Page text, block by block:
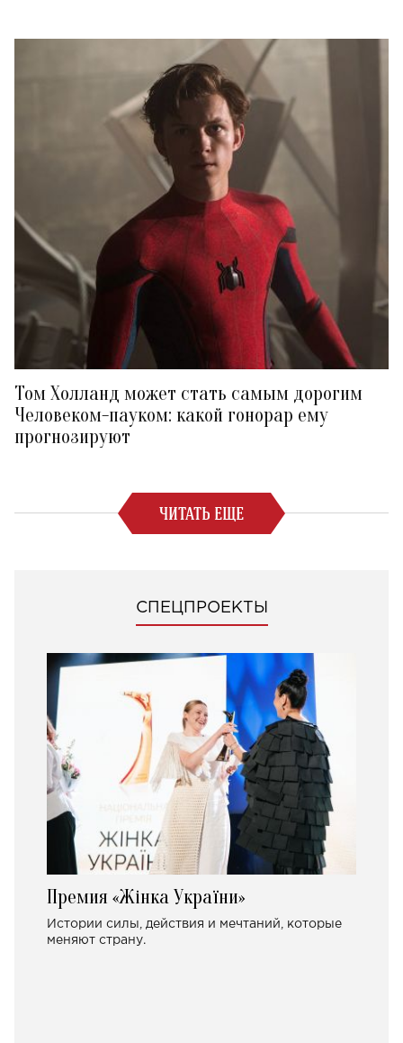
Том Холланд может стать самым дорогим
Человеком-пауком: какой гонорар ему
прогнозируют
ЧИТАТЬ ЕЩЕ
СПЕЦПРОЕКТЫ
Премия «Жінка України»
Истории силы, действия и мечтаний, которые
меняют страну.